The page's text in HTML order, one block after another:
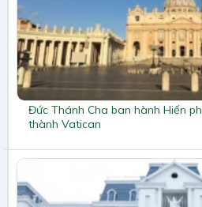
Đức Thánh Cha ban hành Hiến
thành Vatican